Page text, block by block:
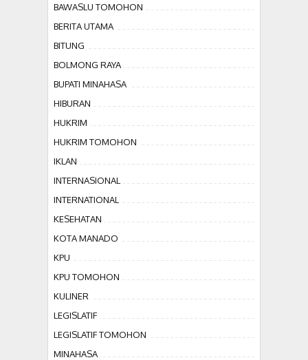
BAWASLU TOMOHON
BERITA UTAMA
BITUNG
BOLMONG RAYA
BUPATI MINAHASA
HIBURAN
HUKRIM
HUKRIM TOMOHON
IKLAN
INTERNASIONAL
INTERNATIONAL
KESEHATAN
KOTA MANADO
KPU
KPU TOMOHON
KULINER
LEGISLATIF
LEGISLATIF TOMOHON
MINAHASA